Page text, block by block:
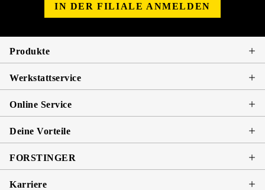
IN DER FILIALE ANMELDEN
Produkte
Werkstattservice
Online Service
Deine Vorteile
FORSTINGER
Karriere